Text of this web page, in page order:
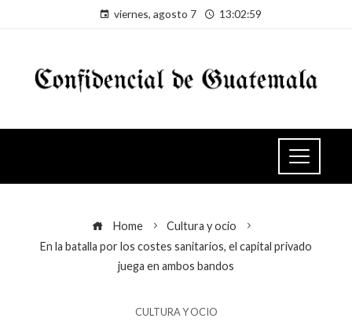
viernes, agosto 7 13:02:59
Home
Cultura y ocio
En la batalla por los costes sanitarios, el capital privado
juega en ambos bandos
CULTURA Y OCIO